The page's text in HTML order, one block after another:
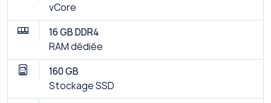
vCore
16 GB DDR4
RAM dédiée
160 GB
Stockage SSD